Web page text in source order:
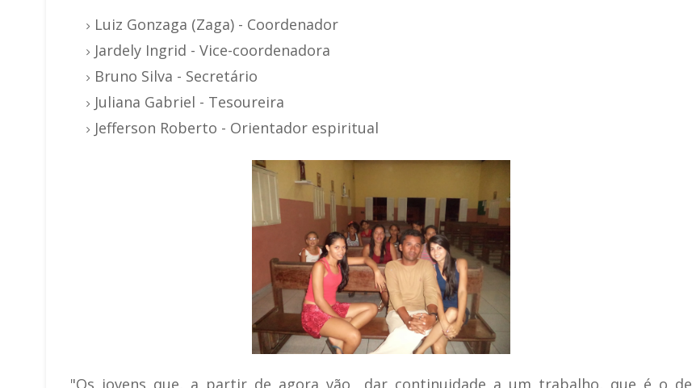
Luiz Gonzaga (Zaga) - Coordenador
Jardely Ingrid - Vice-coordenadora
Bruno Silva - Secretário
Juliana Gabriel - Tesoureira
Jefferson Roberto - Orientador espiritual
"Os jovens que, a partir de agora vão dar continuidade a um trabalho, que é o de